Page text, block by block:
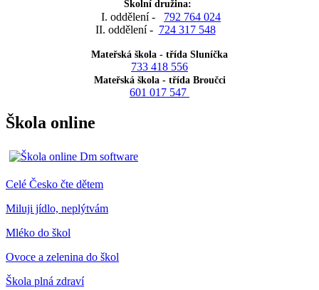
Školní družina:
I. oddělení - 792 764 024
II. oddělení - 724 317 548
Mateřská škola - třída Sluníčka
733 418 556
Mateřská škola - třída Broučci
601 017 547
Škola online
Celé Česko čte dětem
Miluji jídlo, neplýtvám
Mléko do škol
Ovoce a zelenina do škol
Škola plná zdraví